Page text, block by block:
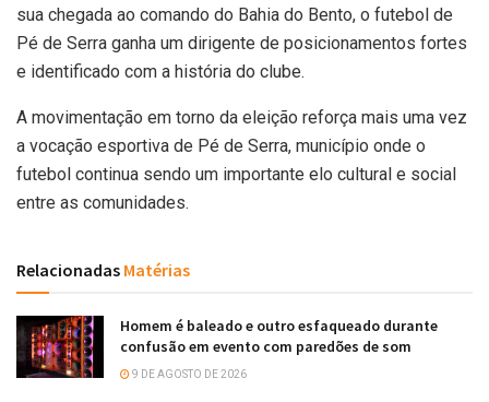
sua chegada ao comando do Bahia do Bento, o futebol de
Pé de Serra ganha um dirigente de posicionamentos fortes
e identificado com a história do clube.
A movimentação em torno da eleição reforça mais uma vez
a vocação esportiva de Pé de Serra, município onde o
futebol continua sendo um importante elo cultural e social
entre as comunidades.
Relacionadas Matérias
Homem é baleado e outro esfaqueado durante
confusão em evento com paredões de som
9 DE AGOSTO DE 2026